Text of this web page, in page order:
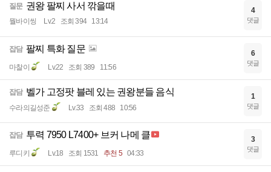
질문 권왕 팔찌 사서 깎을때
뭘바이씽 Lv.2 조회 394 13:14
4
댓글
잡담 팔찌 특화 질문
마찰이 Lv.22 조회 389 11:56
6
댓글
잡담 벨가 고정팟 블레 있는 권왕분들 음식
수라의길성준 Lv.33 조회 488 10:56
1
댓글
잡담 투력 7950 L7400+ 브커 나메 클
루디키 Lv.18 조회 1531 추천 5 04:33
3
댓글